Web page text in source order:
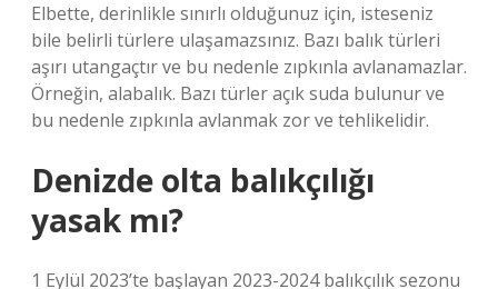
Elbette, derinlikle sınırlı olduğunuz için, isteseniz
bile belirli türlere ulaşamazsınız. Bazı balık türleri
aşırı utangaçtır ve bu nedenle zıpkınla avlanamazlar.
Örneğin, alabalık. Bazı türler açık suda bulunur ve
bu nedenle zıpkınla avlanmak zor ve tehlikelidir.
Denizde olta balıkçılığı
yasak mı?
1 Eylül 2023’te başlayan 2023-2024 balıkçılık sezonu